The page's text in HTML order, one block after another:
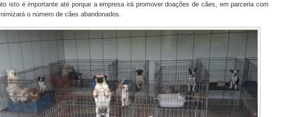
isto é importante até porque a empresa irá promover doações de cães, em parceria com
o número de cães abandonados.